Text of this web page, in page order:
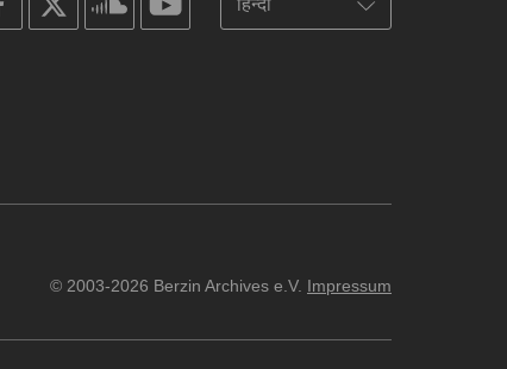
facebook
soundcloudyoutube
© 2003-2026 Berzin Archives e.V. Impressum